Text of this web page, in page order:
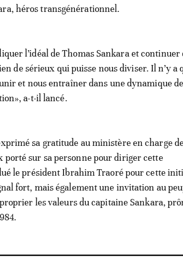
héros transgénérationnel.
l’idéal de Thomas Sankara et continuer
de sérieux qui puisse nous diviser. Il n’y a
et nous entraîner dans une dynamique de
a-t-il lancé.
sa gratitude au ministère en charge
porté sur sa personne pour diriger cette
le président Ibrahim Traoré pour cette
fort, mais également une invitation au
les valeurs du capitaine Sankara,